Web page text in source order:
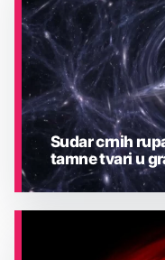
Sudar crnih
tamne tvari u